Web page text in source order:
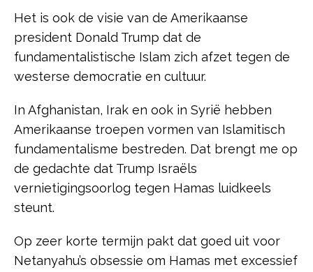
Het is ook de visie van de Amerikaanse
president Donald Trump dat de
fundamentalistische Islam zich afzet tegen de
westerse democratie en cultuur.
In Afghanistan, Irak en ook in Syrië hebben
Amerikaanse troepen vormen van Islamitisch
fundamentalisme bestreden. Dat brengt me op
de gedachte dat Trump Israëls
vernietigingsoorlog tegen Hamas luidkeels
steunt.
Op zeer korte termijn pakt dat goed uit voor
Netanyahu’s obsessie om Hamas met excessief